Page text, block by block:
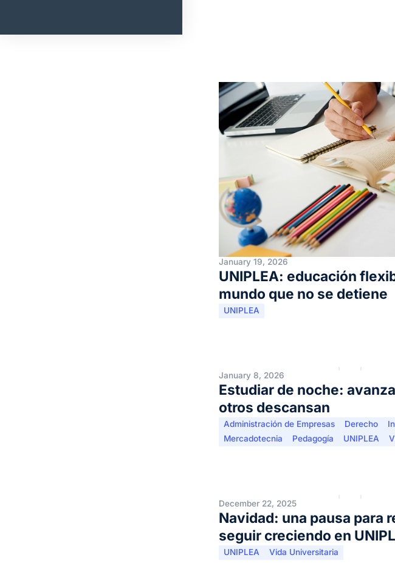
January 19, 2026
UNIPLEA: educación
mundo que no se detiene
UNIPLEA
January 8, 2026
Estudiar de noche:
otros descansan
Administración de Empresas Derecho
Mercadotecnia
Pedagogía UNIPLEA
December 22, 2025
Navidad: una pausa para
seguir creciendo en
UNIPLEA Vida Universitaria